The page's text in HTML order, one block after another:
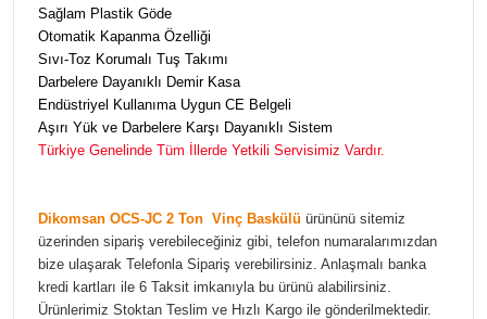
Sağlam Plastik Göde
Otomatik Kapanma Özelliği
Sıvı-Toz Korumalı Tuş Takımı
Darbelere Dayanıklı Demir Kasa
Endüstriyel Kullanıma Uygun CE Belgeli
Aşırı Yük ve Darbelere Karşı Dayanıklı Sistem
Türkiye Genelinde Tüm İllerde Yetkili Servisimiz Vardır.
Dikomsan OCS-JC 2 Ton Vinç Baskülü ürününü sitemiz
üzerinden sipariş verebileceğiniz gibi, telefon numaralarımızdan
bize ulaşarak Telefonla Sipariş verebilirsiniz. Anlaşmalı banka
kredi kartları ile 6 Taksit imkanıyla bu ürünü alabilirsiniz.
Ürünlerimiz Stoktan Teslim ve Hızlı Kargo ile gönderilmektedir.